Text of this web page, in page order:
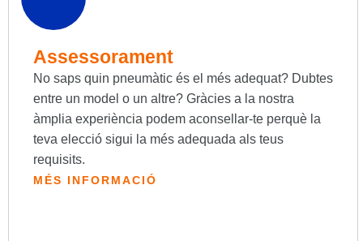
Assessorament
No saps quin pneumàtic és el més adequat? Dubtes
entre un model o un altre? Gràcies a la nostra
àmplia experiència podem aconsellar-te perquè la
teva elecció sigui la més adequada als teus
requisits.
MÉS INFORMACIÓ